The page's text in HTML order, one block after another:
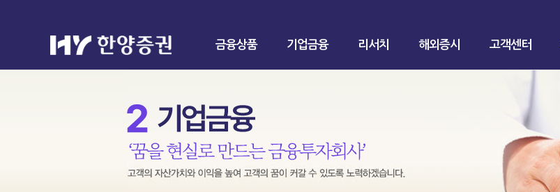
금융상품 기업금융 리서치 해외증시 고객센터